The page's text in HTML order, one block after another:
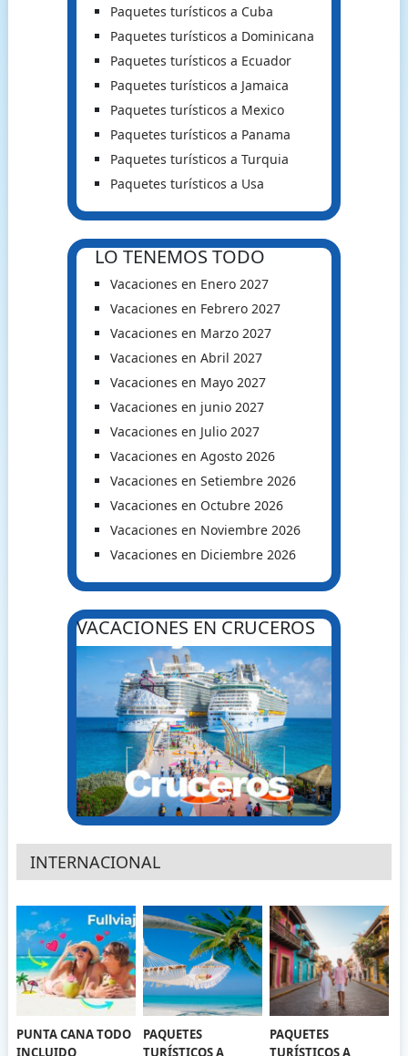
Paquetes turísticos a Cuba
Paquetes turísticos a Dominicana
Paquetes turísticos a Ecuador
Paquetes turísticos a Jamaica
Paquetes turísticos a Mexico
Paquetes turísticos a Panama
Paquetes turísticos a Turquia
Paquetes turísticos a Usa
LO TENEMOS TODO
Vacaciones en Enero 2027
Vacaciones en Febrero 2027
Vacaciones en Marzo 2027
Vacaciones en Abril 2027
Vacaciones en Mayo 2027
Vacaciones en junio 2027
Vacaciones en Julio 2027
Vacaciones en Agosto 2026
Vacaciones en Setiembre 2026
Vacaciones en Octubre 2026
Vacaciones en Noviembre 2026
Vacaciones en Diciembre 2026
VACACIONES EN CRUCEROS
INTERNACIONAL
PUNTA CANA TODO
INCLUIDO
PAQUETES
TURÍSTICOS A
PAQUETES
TURÍSTICOS A